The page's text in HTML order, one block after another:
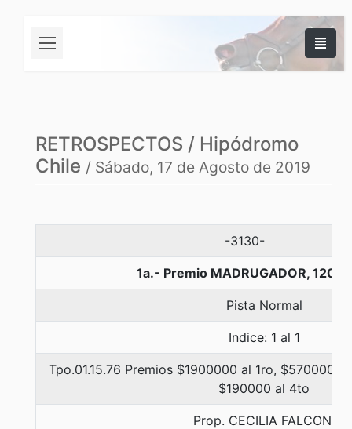
RETROSPECTOS / Hipódromo
Chile / Sábado, 17 de Agosto de 2019
-3130-
1a.- Premio MADRUGADOR, 1200
Pista Normal
Indice: 1 al 1
Tpo.01.15.76 Premios $1900000 al 1ro, $570000
$190000 al 4to
Prop. CECILIA FALCONI